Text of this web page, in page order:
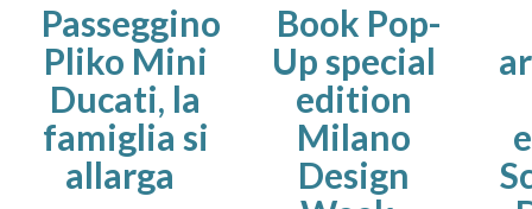
Passeggino
Pliko Mini
Ducati, la
famiglia si
allarga
Book Pop-
Up special
edition
Milano
Design